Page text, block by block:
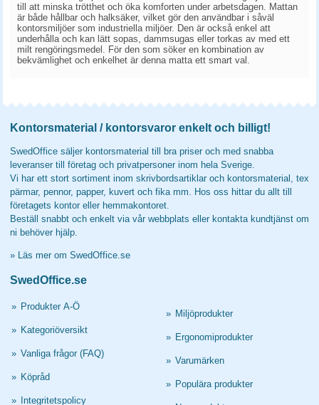
till att minska trötthet och öka komforten under arbetsdagen. Mattan
är både hållbar och halksäker, vilket gör den användbar i såväl
kontorsmiljöer som industriella miljöer. Den är också enkel att
underhålla och kan lätt sopas, dammsugas eller torkas av med ett
milt rengöringsmedel. För den som söker en kombination av
bekvämlighet och enkelhet är denna matta ett smart val.
Kontorsmaterial / kontorsvaror enkelt och billigt!
SwedOffice säljer kontorsmaterial till bra priser och med snabba
leveranser till företag och privatpersoner inom hela Sverige.
Vi har ett stort sortiment inom skrivbordsartiklar och kontorsmaterial, tex
pärmar, pennor, papper, kuvert och fika mm. Hos oss hittar du allt till
företagets kontor eller hemmakontoret.
Beställ snabbt och enkelt via vår webbplats eller kontakta kundtjänst om
ni behöver hjälp.
» Läs mer om SwedOffice.se
SwedOffice.se
» Produkter A-Ö
» Kategoriöversikt
» Vanliga frågor (FAQ)
» Köpråd
» Integritetspolicy
» Miljöprodukter
» Ergonomiprodukter
» Varumärken
» Populära produkter